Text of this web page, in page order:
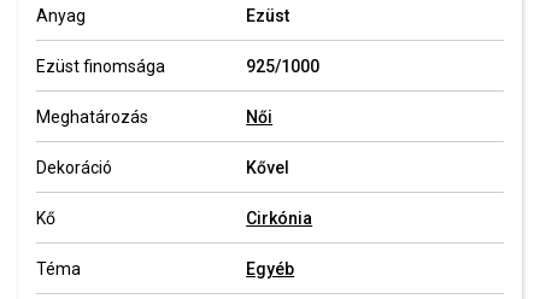
Anyag Ezüst
Ezüst finomsága 925/1000
Meghatározás Női
Dekoráció Kővel
Kő Cirkónia
Téma Egyéb